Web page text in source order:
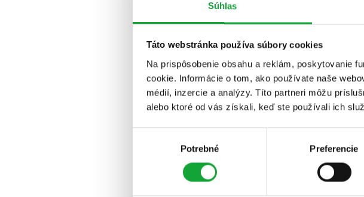
Súhlas
Táto webstránka používa súbory cookies
Na prispôsobenie obsahu a reklám, poskytovanie
cookie. Informácie o tom, ako používate naše
médií, inzercie a analýzy. Títo partneri môžu
alebo ktoré od vás získali, keď ste používali ich
Potrebné Preferencie